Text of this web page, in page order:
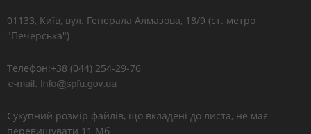
01133, Kиїв, вул. Генерала Алмазова, 18/9 (ст. метро
"Печерська")
Телефон:+38 (044) 254-29-76
Сукупний розмір файлів, що вкладені до листа, не має
перевищувати 11 Мб